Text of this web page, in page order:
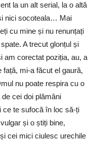
la un alt serial, la o altă
nici socoteala… Mai
cu mine și nu renunțați
A trecut glonțul și
am corectat poziția, au, a
mi-a făcut el gaură,
nu poate respira cu o
cei doi plămâni
ce te sufocă în loc să-ți
și o știți bine,
cei mici ciulesc urechile